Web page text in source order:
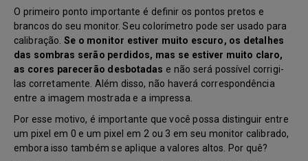
O primeiro ponto importante é definir os pontos pretos e
brancos do seu monitor. Seu colorímetro pode ser usado para
calibração. Se o monitor estiver muito escuro, os detalhes
das sombras serão perdidos, mas se estiver muito claro,
as cores parecerão desbotadas e não será possível corrigi-
las corretamente. Além disso, não haverá correspondência
entre a imagem mostrada e a impressa.
Por esse motivo, é importante que você possa distinguir entre
um pixel em 0 e um pixel em 2 ou 3 em seu monitor calibrado,
embora isso também se aplique a valores altos. Por quê?